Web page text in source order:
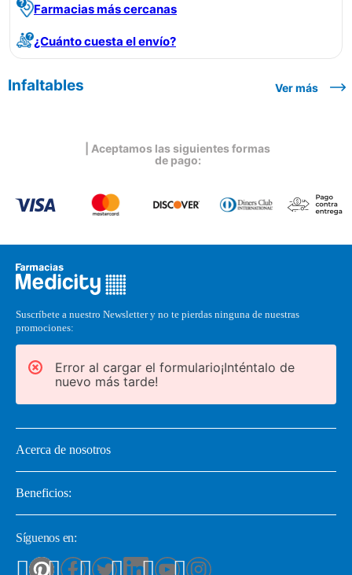
Farmacias más cercanas
¿Cuánto cuesta el envío?
Infaltables Ver más
| Aceptamos las siguientes formas
de pago:
Suscríbete a nuestro Newsletter y no te pierdas ninguna de nuestras
promociones:
Error al cargar el formulario¡Inténtalo de
nuevo más tarde!
Acerca de nosotros
Beneficios:
Síguenos en: